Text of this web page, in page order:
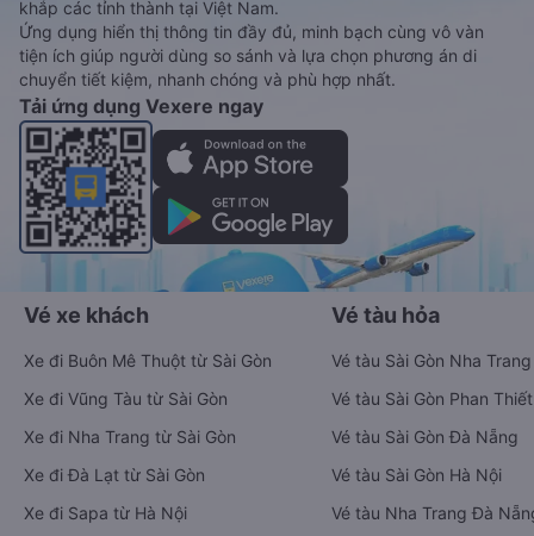
Vexere - ứng dụng đặt vé đa phương tiện với hơn 3000+ nhà
xe chất lượng cao, 5000+ tuyến đường toàn quốc, tất cả hãng
bay và hãng tàu cùng dịch vụ thuê xe máy, xe du lịch phủ
khắp các tỉnh thành tại Việt Nam.
Ứng dụng hiển thị thông tin đầy đủ, minh bạch cùng vô vàn
tiện ích giúp người dùng so sánh và lựa chọn phương án di
chuyển tiết kiệm, nhanh chóng và phù hợp nhất.
Tải ứng dụng Vexere ngay
Vé xe khách
Xe đi Buôn Mê Thuột từ Sài Gòn
Xe đi Vũng Tàu từ Sài Gòn
Xe đi Nha Trang từ Sài Gòn
Vé tàu hỏa
Vé tàu Sài Gòn Nha Trang
Vé tàu Sài Gòn Phan Thiết
Vé tàu Sài Gòn Đà Nẵng